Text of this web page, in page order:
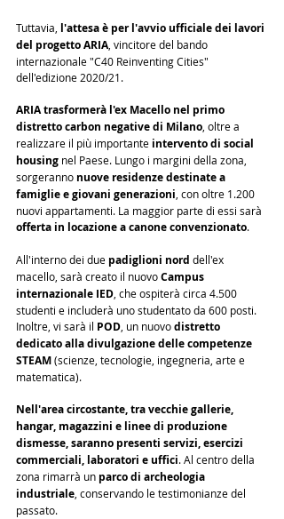
Tuttavia, l'attesa è per l'avvio ufficiale dei lavori
del progetto ARIA, vincitore del bando
internazionale "C40 Reinventing Cities"
dell'edizione 2020/21.
ARIA trasformerà l'ex Macello nel primo
distretto carbon negative di Milano, oltre a
realizzare il più importante intervento di social
housing nel Paese. Lungo i margini della zona,
sorgeranno nuove residenze destinate a
famiglie e giovani generazioni, con oltre 1.200
nuovi appartamenti. La maggior parte di essi sarà
offerta in locazione a canone convenzionato.
All'interno dei due padiglioni nord dell'ex
macello, sarà creato il nuovo Campus
internazionale IED, che ospiterà circa 4.500
studenti e includerà uno studentato da 600 posti.
Inoltre, vi sarà il POD, un nuovo distretto
dedicato alla divulgazione delle competenze
STEAM (scienze, tecnologie, ingegneria, arte e
matematica).
Nell'area circostante, tra vecchie gallerie,
hangar, magazzini e linee di produzione
dismesse, saranno presenti servizi, esercizi
commerciali, laboratori e uffici. Al centro della
zona rimarrà un parco di archeologia
industriale, conservando le testimonianze del
passato.